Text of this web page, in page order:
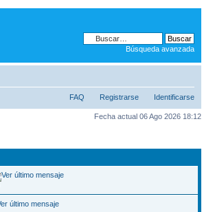
Búsqueda avanzada
FAQ Registrarse Identificarse
Fecha actual 06 Ago 2026 18:12